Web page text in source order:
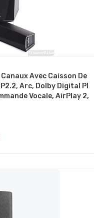
Avec Caisson De
Arc, Dolby Digital Pl
Vocale, AirPlay 2,